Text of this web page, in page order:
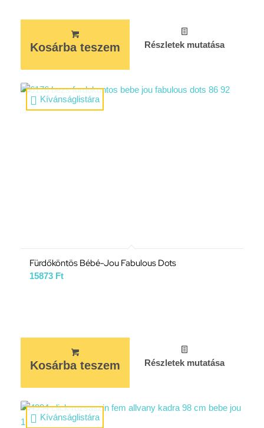
Kosárba teszem Részletek mutatása
Kívánságlistára
Fürdőköntös Bébé-Jou Fabulous Dots
15873 Ft
Kosárba teszem Részletek mutatása
Kívánságlistára